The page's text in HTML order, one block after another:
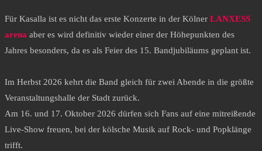
Für Kasalla ist es nicht das erste Konzerte in der Kölner LANXESS
arena aber es wird definitiv wieder einer der Höhepunkten des
Jahres besonders, da es als Feier des 15. Bandjubiläums geplant ist.
Im Herbst 2026 kehrt die Band gleich für zwei Abende in die größte
Veranstaltungshalle der Stadt zurück.
Am 16. und 17. Oktober 2026 dürfen sich Fans auf eine mitreißende
Live-Show freuen, bei der kölsche Musik auf Rock- und Popklänge
trifft.